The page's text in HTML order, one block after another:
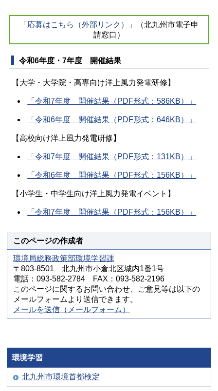
「応募はこちら（外部リンク）」
（北九州市電子申
請窓口）
令和6年度・7年度 開催結果
【大学・大学院・高専向け洋上風力発電研修】
「令和7年度 開催結果（PDF形式：586KB）」
「令和6年度 開催結果（PDF形式：646KB）」
【高校向け洋上風力発電研修】
「令和7年度 開催結果（PDF形式：131KB）」
「令和6年度 開催結果（PDF形式：156KB）」
【小学生・中学生向け洋上風力発電イベント】
「令和7年度 開催結果（PDF形式：156KB）」
このページの作成者
環境局総務政策部環境学習課
〒803-8501 北九州市小倉北区城内1番1号
電話：093-582-2784 FAX：093-582-2196
このページに関するお問い合わせ、ご意見等は以下の
メールフォームより送信できます。
メールを送信（メールフォーム）
環境学習
北九州市環境首都検定